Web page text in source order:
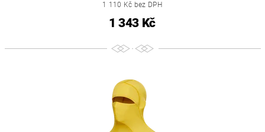
1 110 Kč bez DPH
1 343 Kč